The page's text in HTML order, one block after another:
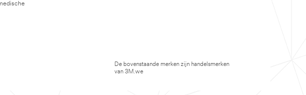
De bovenstaande merken zijn handelsmerken
van 3M.we